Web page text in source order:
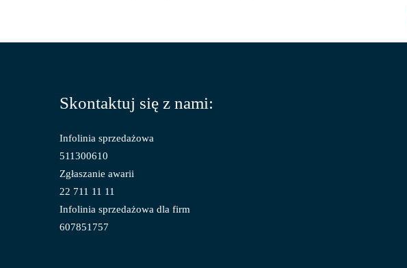
Skontaktuj się z nami:
Infolinia sprzedażowa
511300610
Zgłaszanie awarii
22 711 11 11
Infolinia sprzedażowa dla firm
607851757